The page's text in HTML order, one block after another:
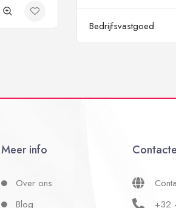
Bedrijfsvastgoed
Meer info
Over ons
Blog
+32